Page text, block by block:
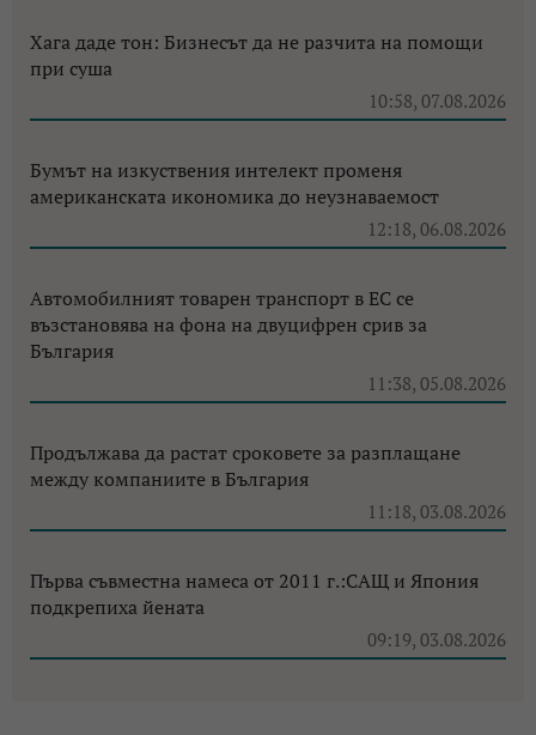
Хага даде тон: Бизнесът да не разчита на помощи
при суша
10:58, 07.08.2026
Бумът на изкуствения интелект променя
американската икономика до неузнаваемост
12:18, 06.08.2026
Автомобилният товарен транспорт в ЕС се
възстановява на фона на двуцифрен срив за
България
11:38, 05.08.2026
Продължава да растат сроковете за разплащане
между компаниите в България
11:18, 03.08.2026
Първа съвместна намеса от 2011 г.:САЩ и Япония
подкрепиха йената
09:19, 03.08.2026